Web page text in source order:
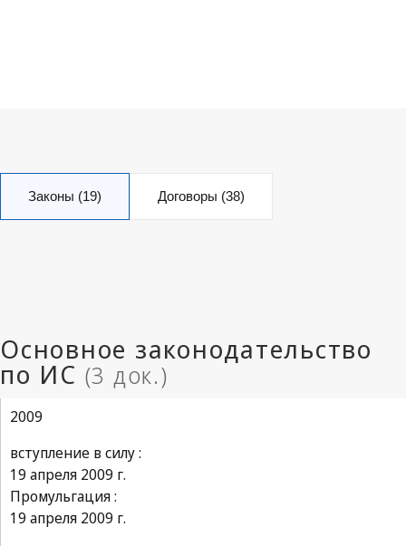
Законы (19) Договоры (38)
2009
вступление в силу :
19 апреля 2009 г.
Промульгация :
19 апреля 2009 г.